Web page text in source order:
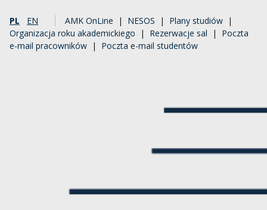
PL EN AMK OnLine | NESOS | Plany studiów |
Organizacja roku akademickiego | Rezerwacje sal | Poczta
e-mail pracowników | Poczta e-mail studentów